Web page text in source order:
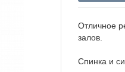
Отличное
залов.
Спинка и